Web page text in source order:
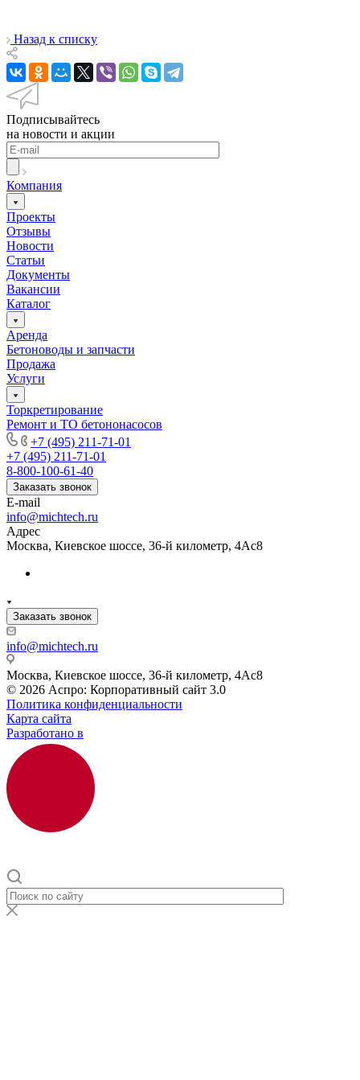
Назад к списку
Подписывайтесь
на новости и акции
Компания
Проекты
Отзывы
Новости
Статьи
Документы
Вакансии
Каталог
Аренда
Бетоноводы и запчасти
Продажа
Услуги
Торкретирование
Ремонт и ТО бетононасосов
+7 (495) 211-71-01
+7 (495) 211-71-01
8-800-100-61-40
Заказать звонок
E-mail
info@michtech.ru
Адрес
Москва, Киевское шоссе, 36-й километр, 4Ас8
Заказать звонок
info@michtech.ru
Москва, Киевское шоссе, 36-й километр, 4Ас8
© 2026 Аспро: Корпоративный сайт 3.0
Политика конфиденциальности
Карта сайта
Разработано в